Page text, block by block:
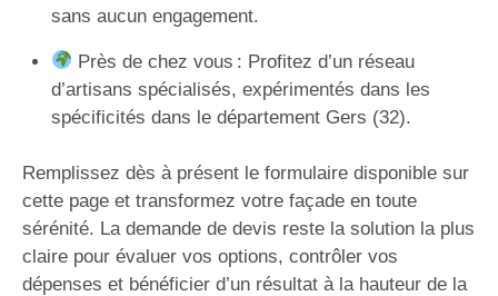
sans aucun engagement.
Près de chez vous : Profitez d’un réseau
d’artisans spécialisés, expérimentés dans les
spécificités dans le département Gers (32).
Remplissez dès à présent le formulaire disponible sur
cette page et transformez votre façade en toute
sérénité. La demande de devis reste la solution la plus
claire pour évaluer vos options, contrôler vos
dépenses et bénéficier d’un résultat à la hauteur de la